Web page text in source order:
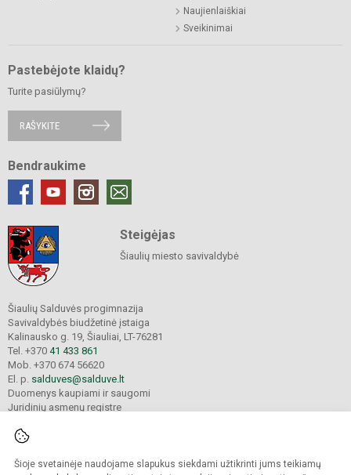
Šioje svetainėje naudojame slapukus siekdami užtikrinti jums teikiamų
Naujienlaiškiai
Sveikinimai
Pastebėjote klaidų?
Turite pasiūlymų?
RAŠYKITE
Bendraukime
Steigėjas
Šiaulių miesto savivaldybė
Šiaulių Salduvės progimnazija
Savivaldybės biudžetinė įstaiga
Kalinausko g. 19, Šiauliai, LT-76281
Tel. +370 41 433 861
Mob. +370 674 56620
El. p. salduves@salduve.lt
Duomenys kaupiami ir saugomi
Juridinių asmenų registre